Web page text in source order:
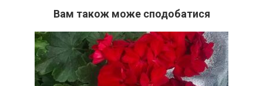
Вам також може сподобатися